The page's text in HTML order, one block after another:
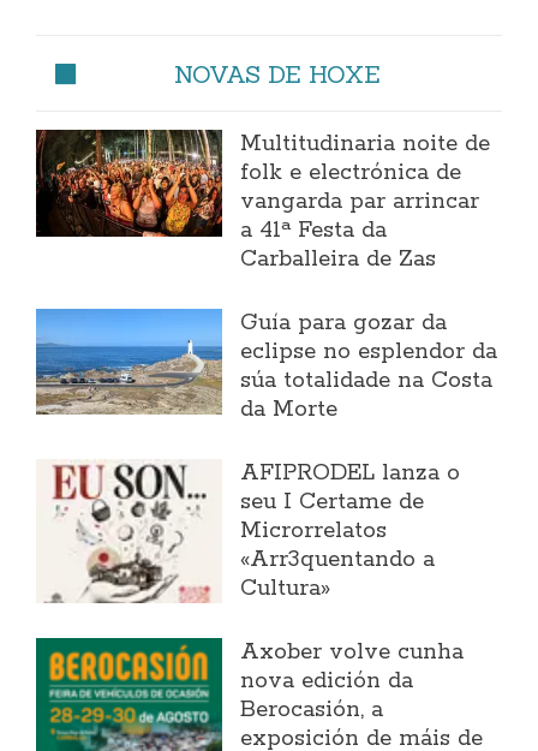
NOVAS DE HOXE
Multitudinaria noite de
folk e electrónica de
vangarda par arrincar
a 41ª Festa da
Carballeira de Zas
Guía para gozar da
eclipse no esplendor da
súa totalidade na Costa
da Morte
AFIPRODEL lanza o
seu I Certame de
Microrrelatos
«Arr3quentando a
Cultura»
Axober volve cunha
nova edición da
Berocasión, a
exposición de máis de